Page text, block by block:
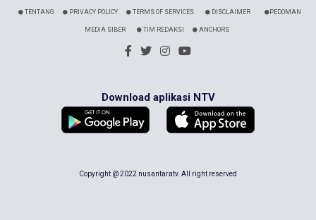
TENTANG PRIVACY POLICY TERMS OF SERVICES DISCLAIMER PEDOMAN
MEDIA SIBER TIM REDAKSI ANCHORS
Download aplikasi NTV
Copyright @ 2022 nusantaratv. All right reserved